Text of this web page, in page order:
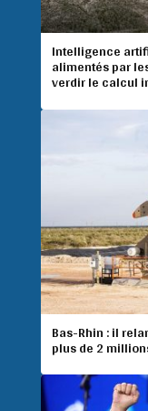
Intelligence
alimentés par
verdir le calcul
Bas-Rhin : il
plus de 2